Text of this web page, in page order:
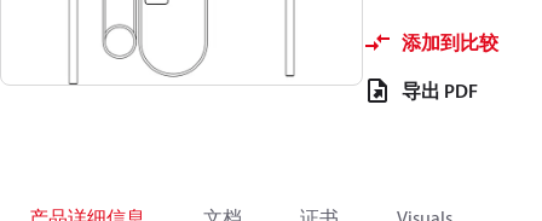
添加到比较
导出 PDF